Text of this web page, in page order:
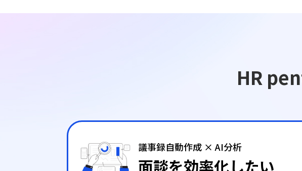
HR
議事録自動作成 × AI分析
面談を効率化したい